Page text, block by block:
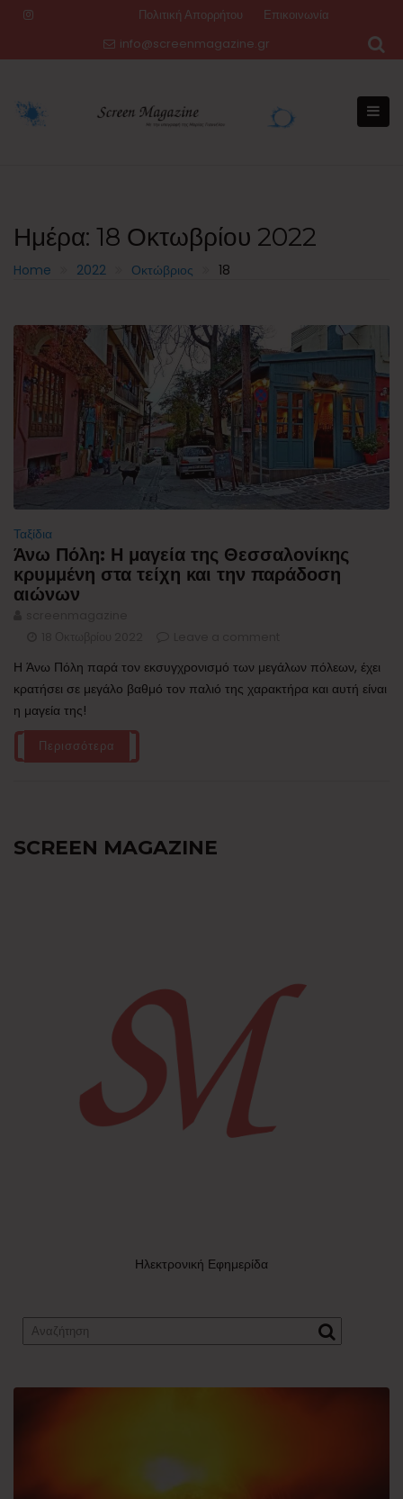
Πολιτική Απορρήτου
Επικοινωνία
info@screenmagazine.gr
Ημέρα: 18 Οκτωβρίου 2022
Home 2022 Οκτώβριος 18
Ταξίδια
Άνω Πόλη: Η μαγεία της Θεσσαλονίκης
κρυμμένη στα τείχη και την παράδοση
αιώνων
Η Άνω Πόλη παρά τον εκσυγχρονισμό των μεγάλων πόλεων, έχει
κρατήσει σε μεγάλο βαθμό τον παλιό της χαρακτήρα και αυτή είναι
η μαγεία της!
Περισσότερα
SCREEN MAGAZINE
Ηλεκτρονική Εφημερίδα